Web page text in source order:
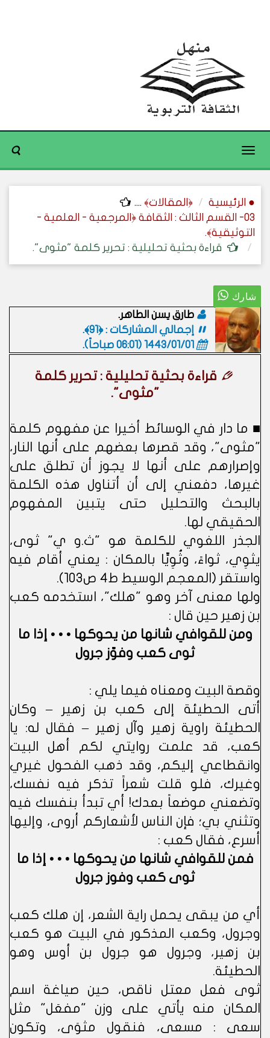
Toggle
● الرئيسية ﴿المقالات﴾ ....
03- القسم الثالث : الثقافة ﴿المرجعية - العلمية -
التوثيقية﴾.
قراءة بحثية تحليلية : تحرير كلمة "مثوى".
طارق يسن الطاهر.
إجمالي المشاركات : ﴿91﴾.
1443/01/01 (06:01 صباحاً)
.
قراءة بحثية تحليلية : تحرير كلمة
"مثوى".
■ ما دار في الوسائط أخيرا عن مفهوم كلمة
"مثوى"، وقد قصرها بعضهم على أنها النار،
وإصرارهم على أنها لا يجوز أن تطلق على
غيرها، دفعني إلى أن أتناول هذه الكلمة
بالبحث والتحليل حتى يتبين المفهوم
الحقيقي لها.
الجذر اللغوي للكلمة هو "ث.و ي" ثوى،
يثوِي، ثواءً، وثُوِيٍّا بالمكان : يعني أقام فيه
واستقر (المعجم الوسيط ط4 ص103).
ولها معنى آخر وهو "هلك"، استخدمه كعب
بن زهير حين قال :
ومن للقوافي شانها من يحوكها • • • إذا ما
ثوى كعب وفوّز جرول
وقصة البيت ومعناه فيما يلي :
أتى الحطيئة إلى كعب بن زهير – وكان
الحطيئة راوية زهير وآل زهير – فقال له: يا
كعب، قد علمت روايتي لكم أهل البيت
وانقطاعي إليكم، وقد ذهب الفحول غيري
وغيرك، فلو قلت شعراً تذكر فيه نفسك،
وتضعني موضعاً بعدك! أي تبدأ بنفسك فيه
وتثني بي؛ فإن الناس لأشعاركم أروى، وإليها
أسرع، فقال كعب :
فمن للقوافي شانها من يحوكها • • • إذا ما
ثوى كعب وفوز جرول
أي من يبقى يحمل راية الشعر، إن هلك كعب
وجرول، وكعب المذكور في البيت هو كعب
بن زهير، وجرول هو جرول بن أوس وهو
الحطيئة.
ثوى فعل معتل ناقص، حين صياغة اسم
المكان منه يأتي على وزن "مفعَل" مثل
سعى : مسعى، فنقول مثوَى، وتكون